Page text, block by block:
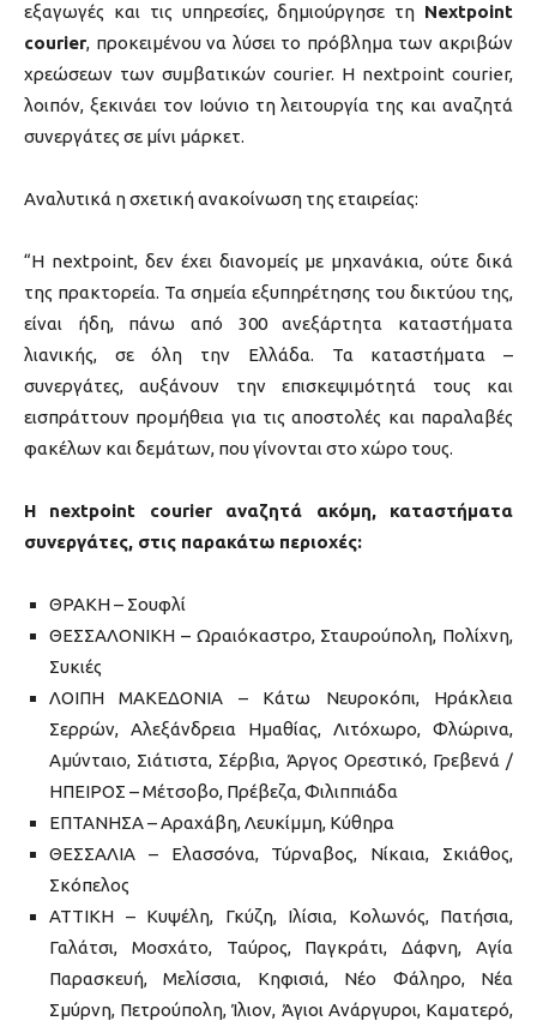
εξαγωγές και τις υπηρεσίες, δημιούργησε τη Nextpoint
courier, προκειμένου να λύσει το πρόβλημα των ακριβών
χρεώσεων των συμβατικών courier. Η nextpoint courier,
λοιπόν, ξεκινάει τον Ιούνιο τη λειτουργία της και αναζητά
συνεργάτες σε μίνι μάρκετ.
Αναλυτικά η σχετική ανακοίνωση της εταιρείας:
“Η nextpoint, δεν έχει διανομείς με μηχανάκια, ούτε δικά
της πρακτορεία. Τα σημεία εξυπηρέτησης του δικτύου της,
είναι ήδη, πάνω από 300 ανεξάρτητα καταστήματα
λιανικής, σε όλη την Ελλάδα. Τα καταστήματα –
συνεργάτες, αυξάνουν την επισκεψιμότητά τους και
εισπράττουν προμήθεια για τις αποστολές και παραλαβές
φακέλων και δεμάτων, που γίνονται στο χώρο τους.
Η nextpoint courier αναζητά ακόμη, καταστήματα
συνεργάτες, στις παρακάτω περιοχές:
ΘΡΑΚΗ – Σουφλί
ΘΕΣΣΑΛΟΝΙΚΗ – Ωραιόκαστρο, Σταυρούπολη, Πολίχνη,
Συκιές
ΛΟΙΠΗ ΜΑΚΕΔΟΝΙΑ – Κάτω Νευροκόπι, Ηράκλεια
Σερρών, Αλεξάνδρεια Ημαθίας, Λιτόχωρο, Φλώρινα,
Αμύνταιο, Σιάτιστα, Σέρβια, Άργος Ορεστικό, Γρεβενά /
ΗΠΕΙΡΟΣ – Μέτσοβο, Πρέβεζα, Φιλιππιάδα
ΕΠΤΑΝΗΣΑ – Αραχάβη, Λευκίμμη, Κύθηρα
ΘΕΣΣΑΛΙΑ – Ελασσόνα, Τύρναβος, Νίκαια, Σκιάθος,
Σκόπελος
ΑΤΤΙΚΗ – Κυψέλη, Γκύζη, Ιλίσια, Κολωνός, Πατήσια,
Γαλάτσι, Μοσχάτο, Ταύρος, Παγκράτι, Δάφνη, Αγία
Παρασκευή, Μελίσσια, Κηφισιά, Νέο Φάληρο, Νέα
Σμύρνη, Πετρούπολη, Ίλιον, Άγιοι Ανάργυροι, Καματερό,